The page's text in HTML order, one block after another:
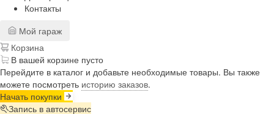
Контакты
Мой гараж
Корзина
В вашей корзине пусто
Перейдите в каталог и добавьте необходимые товары. Вы также
можете посмотреть историю заказов.
Начать покупки
Запись в автосервис